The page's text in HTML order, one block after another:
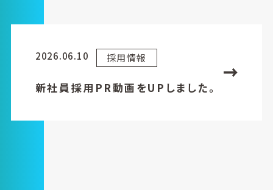
2026.06.10 採用情報
新社員採用PR動画をUPしました。